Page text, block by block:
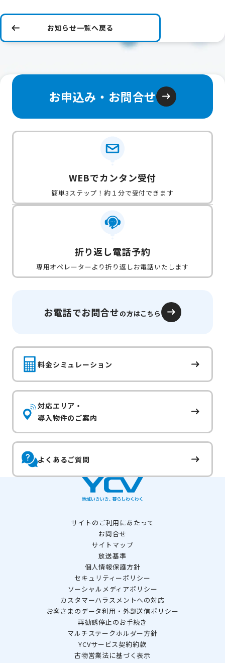
お知らせ一覧へ戻る
お申込み・お問合せ
WEBでカンタン受付
簡単3ステップ！約１分で受付できます
折り返し電話予約
専用オペレーターより折り返しお電話いたします
お電話でお問合せの方はこちら
料金シミュレーション
対応エリア・
導入物件のご案内
よくあるご質問
サイトのご利用にあたって
お問合せ
サイトマップ
放送基準
個人情報保護方針
セキュリティーポリシー
ソーシャルメディアポリシー
カスタマーハラスメントへの対応
お客さまのデータ利用・外部送信ポリシー
再勧誘停止のお手続き
マルチステークホルダー方針
YCVサービス契約約款
古物営業法に基づく表示